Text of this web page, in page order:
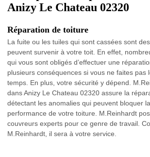
Anizy Le Chateau 02320
Réparation de toiture
La fuite ou les tuiles qui sont cassées sont
peuvent survenir à votre toit. En effet,
qui vous sont obligés d’effectuer une
plusieurs conséquences si vous ne faites pas
temps. En plus, votre sécurité y dépend.
dans Anizy Le Chateau 02320 assure la
détectant les anomalies qui peuvent bloquer
performance de votre toiture. M.Reinhardt
couvreurs experts pour ce genre de travail.
M.Reinhardt, il sera à votre service.